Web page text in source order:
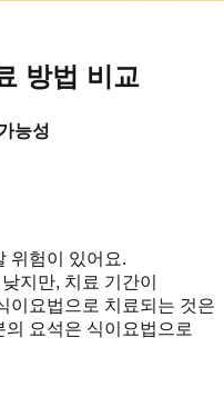
방법 비교
능성
위험이 있어요.
지만, 치료 기간이
이요법으로 치료되는 것은
요석은 식이요법으로